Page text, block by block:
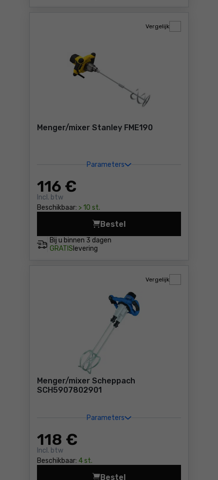
Menger/mixer Stanley FME190
Parameters
116 €
Incl. btw
Beschikbaar: > 10 st.
Vergelijk
Bij u binnen 3 dagen
GRATIS levering
Bestel
Menger/mixer Stanley
Menger/mixer Scheppach
SCH5907802901
Parameters
118 €
Incl. btw
Beschikbaar: 4 st.
Vergelijk
Bestel